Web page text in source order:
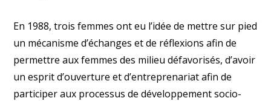
En 1988, trois femmes ont eu l’idée de mettre sur pied
un mécanisme d’échanges et de réflexions afin de
permettre aux femmes des milieu défavorisés, d’avoir
un esprit d’ouverture et d’entreprenariat afin de
participer aux processus de développement socio-